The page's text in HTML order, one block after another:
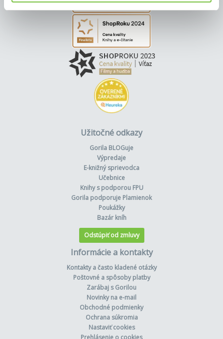
Užitočné odkazy
Gorila BLOGuje
Výpredaje
E-knižný sprievodca
Učebnice
Knihy s podporou FPU
Gorila podporuje Plamienok
Poukážky
Bazár kníh
Odstúpiť od zmluvy
Informácie a kontakty
Kontakty a často kladené otázky
Poštovné a spôsoby platby
Zarábaj s Gorilou
Novinky na e-mail
Obchodné podmienky
Ochrana súkromia
Nastaviť cookies